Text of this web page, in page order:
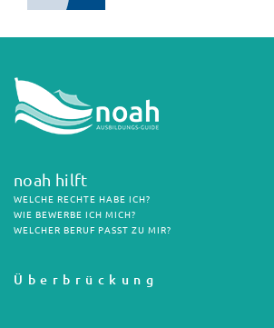
noah hilft
WELCHE RECHTE HABE ICH?
WIE BEWERBE ICH MICH?
WELCHER BERUF PASST ZU MIR?
Überbrückung